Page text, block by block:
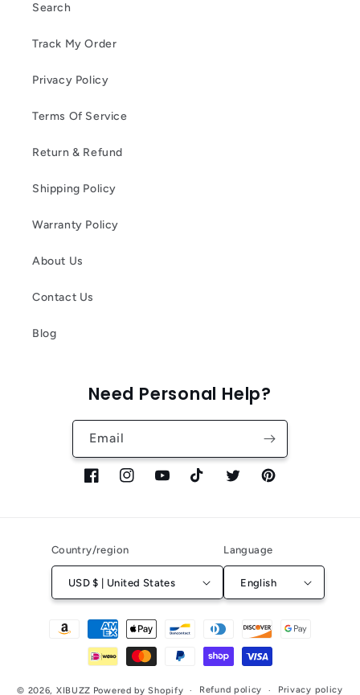
Search
Track My Order
Privacy Policy
Terms Of Service
Return & Refund
Shipping Policy
Warranty Policy
About Us
Contact Us
Blog
Need Personal Help?
Email
FacebookInstagramYouTubeTikTok TwitterPinterest
Country/region
USD $ | United States
Language
English
Payment
© 2026, XIBUZZ Powered by Shopify Refund policy Privacy policy